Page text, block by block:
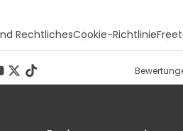
RechtlichesCookie-Richtlinie